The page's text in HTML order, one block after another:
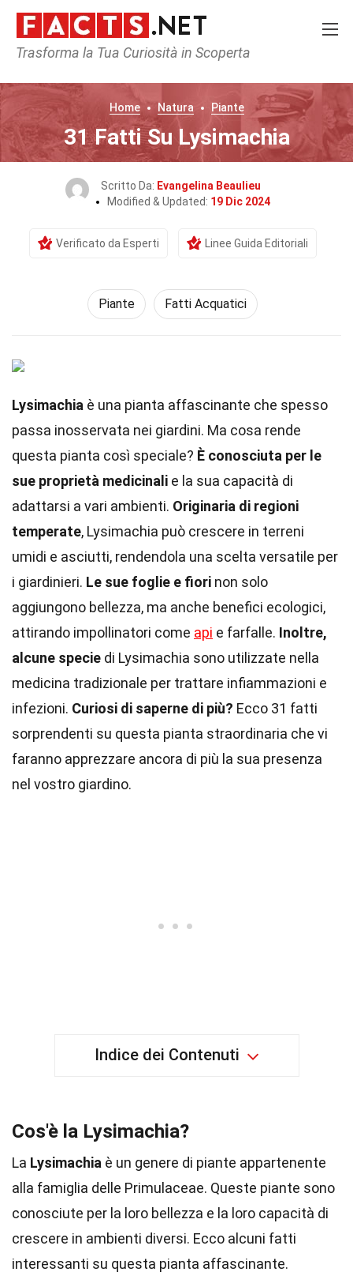
Trasforma la Tua Curiosità in Scoperta
Home Natura Piante
31 Fatti Su Lysimachia
Scritto Da: Evangelina Beaulieu
Modified & Updated: 19 Dic 2024
Verificato da Esperti Linee Guida Editoriali
Piante Fatti Acquatici
Lysimachia è una pianta affascinante che spesso
passa inosservata nei giardini. Ma cosa rende
questa pianta così speciale? È conosciuta per le
sue proprietà medicinali e la sua capacità di
adattarsi a vari ambienti. Originaria di regioni
temperate, Lysimachia può crescere in terreni
umidi e asciutti, rendendola una scelta versatile per
i giardinieri. Le sue foglie e fiori non solo
aggiungono bellezza, ma anche benefici ecologici,
attirando impollinatori come api e farfalle. Inoltre,
alcune specie di Lysimachia sono utilizzate nella
medicina tradizionale per trattare infiammazioni e
infezioni. Curiosi di saperne di più? Ecco 31 fatti
sorprendenti su questa pianta straordinaria che vi
faranno apprezzare ancora di più la sua presenza
nel vostro giardino.
Indice dei Contenuti
Cos'è la Lysimachia?
La Lysimachia è un genere di piante appartenente
alla famiglia delle Primulaceae. Queste piante sono
conosciute per la loro bellezza e la loro capacità di
crescere in ambienti diversi. Ecco alcuni fatti
interessanti su questa pianta affascinante.